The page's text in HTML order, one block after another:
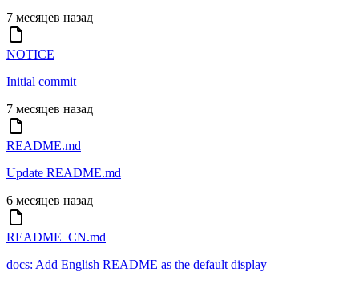
7 месяцев назад
NOTICE
Initial commit
7 месяцев назад
README.md
Update README.md
6 месяцев назад
README_CN.md
docs: Add English README as the default display